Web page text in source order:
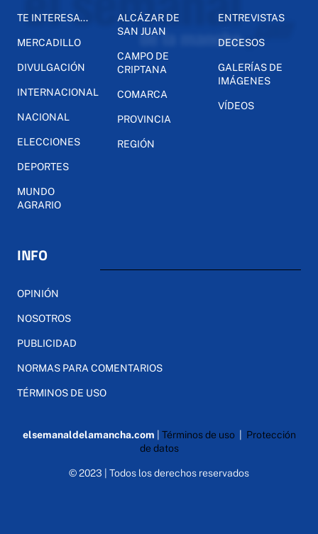
TE INTERESA...
MERCADILLO
DIVULGACIÓN
INTERNACIONAL
NACIONAL
ELECCIONES
DEPORTES
MUNDO
AGRARIO
ALCÁZAR DE
SAN JUAN
CAMPO DE
CRIPTANA
COMARCA
PROVINCIA
REGIÓN
ENTREVISTAS
DECESOS
GALERÍAS DE
IMÁGENES
VÍDEOS
INFO
OPINIÓN
NOSOTROS
PUBLICIDAD
NORMAS PARA COMENTARIOS
TÉRMINOS DE USO
elsemanaldelamancha.com Términos de uso| Protección
de datos
© 2023 | Todos los derechos reservados